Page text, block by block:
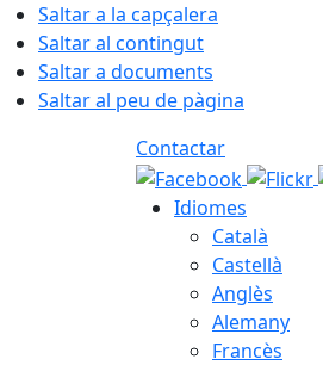
Saltar a la capçalera
Saltar al contingut
Saltar a documents
Saltar al peu de pàgina
Contactar
Idiomes
Català
Castellà
Anglès
Alemany
Francès